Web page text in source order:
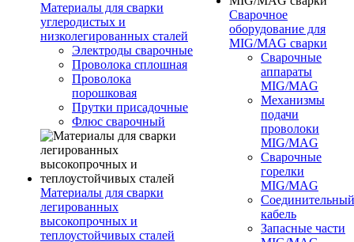
Материалы для сварки
углеродистых и
низколегированных сталей
Электроды сварочные
Проволока сплошная
Проволока
порошковая
Прутки присадочные
Флюс сварочный
Материалы для сварки
легированных
высокопрочных и
теплоустойчивых сталей
Сварочное
оборудование для
MIG/MAG сварки
Сварочные
аппараты
MIG/MAG
Механизмы
подачи
проволоки
MIG/MAG
Сварочные
горелки
MIG/MAG
Соединительный
кабель
Запасные части